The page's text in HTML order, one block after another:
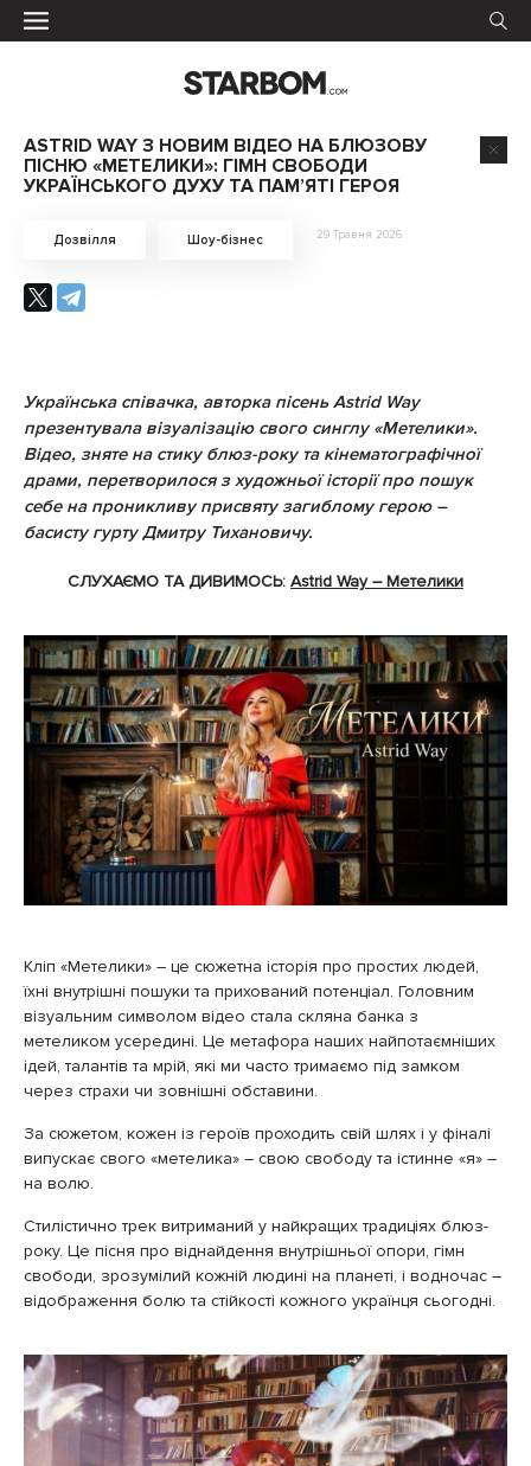
ASTRID WAY З НОВИМ ВІДЕО НА БЛЮЗОВУ
ПІСНЮ «МЕТЕЛИКИ»: ГІМН СВОБОДИ
УКРАЇНСЬКОГО ДУХУ ТА ПАМ’ЯТІ ГЕРОЯ
Дозвілля Шоу-бізнес 29 Травня 2026
Українська співачка, авторка пісень Astrid Way
презентувала візуалізацію свого синглу «Метелики».
Відео, зняте на стику блюз-року та кінематографічної
драми, перетворилося з художньої історії про пошук
себе на проникливу присвяту загиблому герою –
басисту гурту Дмитру Тихановичу.
СЛУХАЄМО ТА ДИВИМОСЬ: Astrid Way – Метелики
Кліп «Метелики» – це сюжетна історія про простих людей,
їхні внутрішні пошуки та прихований потенціал. Головним
візуальним символом відео стала скляна банка з
метеликом усередині. Це метафора наших найпотаємніших
ідей, талантів та мрій, які ми часто тримаємо під замком
через страхи чи зовнішні обставини.
За сюжетом, кожен із героїв проходить свій шлях і у фіналі
випускає свого «метелика» – свою свободу та істинне «я» –
на волю.
Стилістично трек витриманий у найкращих традиціях блюз-
року. Це пісня про віднайдення внутрішньої опори, гімн
свободи, зрозумілий кожній людині на планеті, і водночас –
відображення болю та стійкості кожного українця сьогодні.